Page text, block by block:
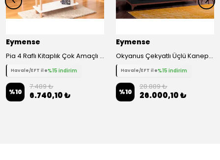
Eymense
Pia 4 Raflı Kitaplık Çok Amaçlı Dolap - Beyaz
Havale/EFT ile%15 indirim
%10
7.489 ₺
6.740,10 ₺
Eymense
Okyanus Çekyatlı Üçlü Kanepe Çekyat
Havale/EFT ile%15 indirim
%10
28.889 ₺
26.000,10 ₺